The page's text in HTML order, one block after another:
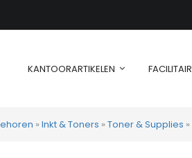
KANTOORARTIKELEN FACILITAIR
» Inkt & Toners » Toner & Supplies »